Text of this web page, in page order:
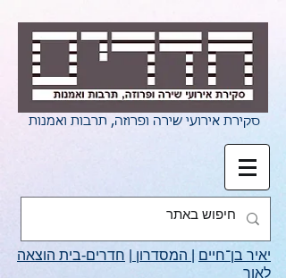
סקירת אירועי שירה ופרוזה, תרבות ואמנות
יאיר בן־חיים המסדרון
חדרים-בית הוצאה
לאור